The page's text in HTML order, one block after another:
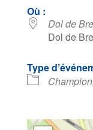
Où :
Dol de
Dol de
Type